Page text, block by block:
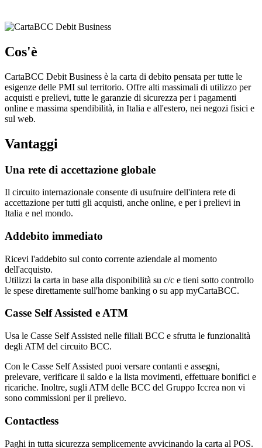
Cos'è
CartaBCC Debit Business è la carta di debito pensata per tutte le
esigenze delle PMI sul territorio. Offre alti massimali di utilizzo per
acquisti e prelievi, tutte le garanzie di sicurezza per i pagamenti
online e massima spendibilità, in Italia e all'estero, nei negozi fisici e
sul web.
Vantaggi
Una rete di accettazione globale
Il circuito internazionale consente di usufruire dell'intera rete di
accettazione per tutti gli acquisti, anche online, e per i prelievi in
Italia e nel mondo.
Addebito immediato
Ricevi l'addebito sul conto corrente aziendale al momento
dell'acquisto.
Utilizzi la carta in base alla disponibilità su c/c e tieni sotto controllo
le spese direttamente sull'home banking o su app myCartaBCC.
Casse Self Assisted e ATM
Usa le Casse Self Assisted nelle filiali BCC e sfrutta le funzionalità
degli ATM del circuito BCC.
Con le Casse Self Assisted puoi versare contanti e assegni,
prelevare, verificare il saldo e la lista movimenti, effettuare bonifici e
ricariche. Inoltre, sugli ATM delle BCC del Gruppo Iccrea non vi
sono commissioni per il prelievo.
Contactless
Paghi in tutta sicurezza semplicemente avvicinando la carta al POS.